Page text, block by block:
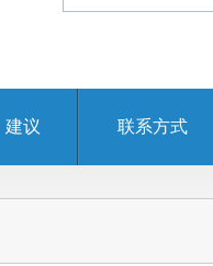
建议 联系方式